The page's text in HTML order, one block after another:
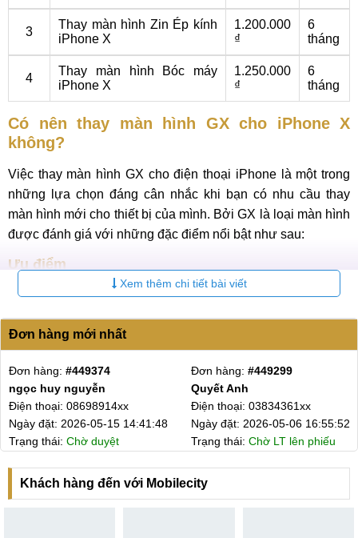
3
Thay màn hình Zin Ép kính
iPhone X
1.200.000
₫
6
tháng
4
Thay màn hình Bóc máy
iPhone X
1.250.000
₫
6
tháng
Có nên thay màn hình GX cho iPhone X
không?
Việc thay màn hình GX cho điện thoại iPhone là một trong
những lựa chọn đáng cân nhắc khi bạn có nhu cầu thay
màn hình mới cho thiết bị của mình. Bởi GX là loại màn hình
được đánh giá với những đặc điểm nổi bật như sau:
Ưu điểm
Khi nhắc đến màn hình GX là nhắc tới loại màn hình linh
kiện được đánh giá cao về chất lượng trên thị trường hiện
nay. Dưới đây là một vài những ưu điểm của loại màn hình
này:
Màn hình GX có chất lượng hiển thị và cảm ứng đạt
khoảng 90% so với màn hình Chính hãng Apple.
Có khả năng chịu được môi trường ở nhiệt độ cao, khả
năng chống va đập mạnh tốt.
Có hỗ trợ tính năng True Tone và 3D Touch.
Chi phí tiết kiệm, phải chăng, dễ dàng tiếp cận với
Xem thêm chi tiết bài viết
Đơn hàng mới nhất
Đơn hàng: #448844
Nguyễn Nhật Thành
Điện thoại: 03945445xx
Ngày đặt: 2026-02-28 22:38:40
Trạng thái: Chờ LT lên phiếu
Đơn hàng: #448643
Nguyễn Ngoc
Điện thoại: 09229026xx
Ngày đặt: 2026-01-22 00:08:33
Trạng thái: Chờ LT lên phiếu
Khách hàng đến với Mobilecity